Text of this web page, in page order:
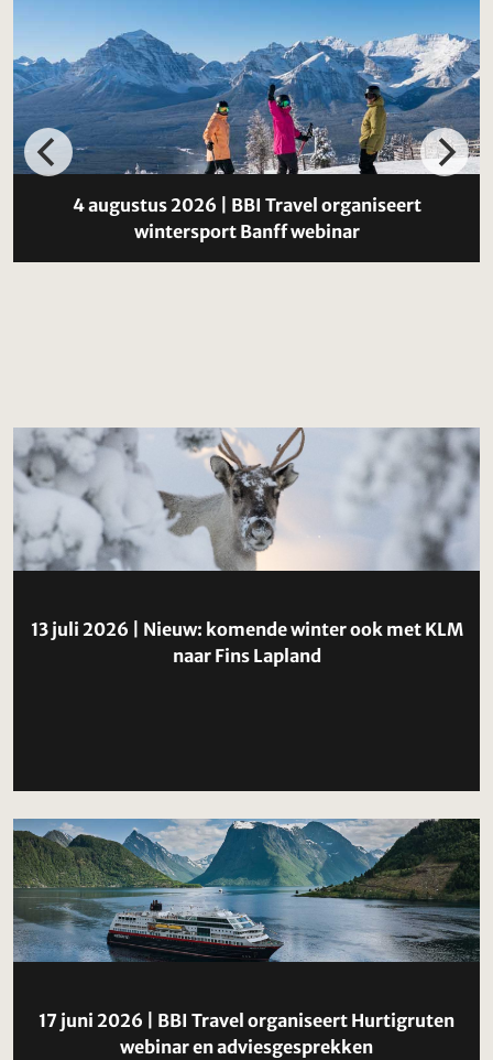
4 augustus 2026 | BBI Travel organiseert
wintersport Banff webinar
13 juli 2026 | Nieuw: komende winter ook met KLM
naar Fins Lapland
17 juni 2026 | BBI Travel organiseert Hurtigruten
webinar en adviesgesprekken